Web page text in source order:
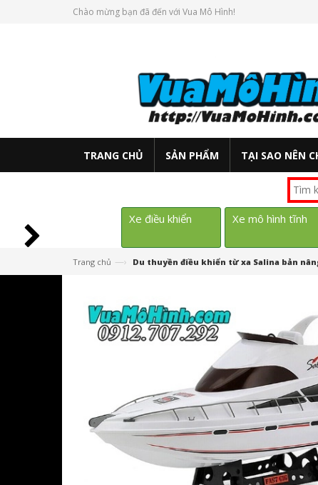
Chào mừng bạn đã đến với Vua Mô Hình!
TRANG CHỦ SẢN PHẨM TẠI SAO NÊN
Xe điều khiển Xe mô hình tĩnh
Trang chủ —› Du thuyền điều khiển từ xa Salina bản